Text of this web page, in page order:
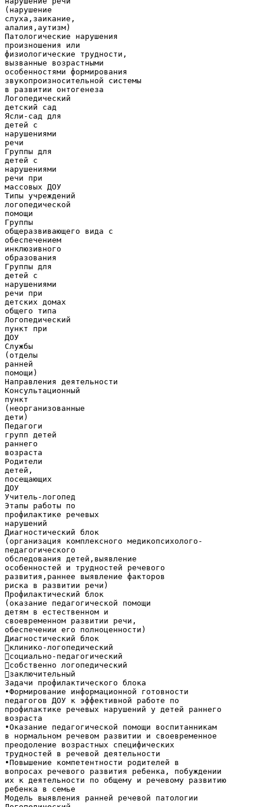
(нарушение
слуха,заикание,
алалия,аутизм)
Патологические нарушения
произношения или
физиологические трудности,
вызванные возрастными
особенностями формирования
звукопроизносительной системы
в развитии онтогенеза
Логопедический
детский сад
Ясли-сад для
детей с
нарушениями
речи
Группы для
детей с
нарушениями
речи при
массовых ДОУ
Типы учреждений
логопедической
помощи
Группы
общеразвивающего вида с
обеспечением
инклюзивного
образования
Группы для
детей с
нарушениями
речи при
детских домах
общего типа
Логопедический
пункт при
ДОУ
Службы
(отделы
ранней
помощи)
Направления деятельности
Консультационный
пункт
(неорганизованные
дети)
Педагоги
групп детей
раннего
возраста
Родители
детей,
посещающих
ДОУ
Учитель-логопед
Этапы работы по
профилактике речевых
нарушений
Диагностический блок
(организация комплексного медикопсихолого-
педагогического
обследования детей,выявление
особенностей и трудностей речевого
развития,раннее выявление факторов
риска в развитии речи)
Профилактический блок
(оказание педагогической помощи
детям в естественном и
своевременном развитии речи,
обеспечении его полноценности)
Диагностический блок
клинико-логопедический
социально-педагогический
собственно логопедический
заключительный
Задачи профилактического блока
•Формирование информационной готовности
педагогов ДОУ к эффективной работе по
профилактике речевых нарушений у детей раннего
возраста
•Оказание педагогической помощи воспитанникам
в нормальном речевом развитии и своевременное
преодоление возрастных специфических
трудностей в речевой деятельности
•Повышение компетентности родителей в
вопросах речевого развития ребенка, побуждении
их к деятельности по общему и речевому развитию
ребенка в семье
Модель выявления ранней речевой патологии